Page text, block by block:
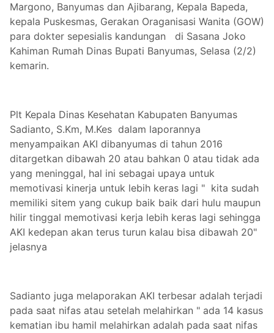
Margono, Banyumas dan Ajibarang, Kepala Bapeda,
kepala Puskesmas, Gerakan Oraganisasi Wanita (GOW)
para dokter sepesialis kandungan
di Sasana Joko
Kahiman Rumah Dinas Bupati Banyumas, Selasa (2/2)
kemarin.
Plt Kepala Dinas Kesehatan Kabupaten Banyumas
Sadianto, S.Km, M.Kes dalam laporannya
menyampaikan AKI dibanyumas di tahun 2016
ditargetkan dibawah 20 atau bahkan 0 atau tidak ada
yang meninggal, hal ini sebagai upaya untuk
memotivasi kinerja untuk lebih keras lagi " kita sudah
memiliki sitem yang cukup baik baik dari hulu maupun
hilir tinggal memotivasi kerja lebih keras lagi sehingga
AKI kedepan akan terus turun kalau bisa dibawah 20"
jelasnya
Sadianto juga melaporakan AKI terbesar adalah terjadi
pada saat nifas atau setelah melahirkan " ada 14 kasus
kematian ibu hamil melahirkan adalah pada saat nifas